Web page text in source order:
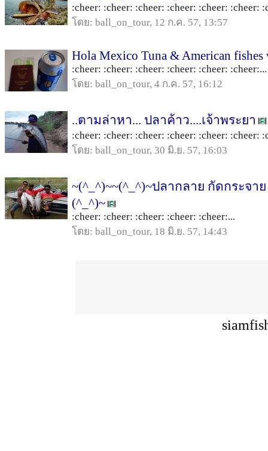
:cheer: :cheer: :cheer: :cheer: :cheer: :cheer:
โดย: ball_on_tour, 12 ก.ค. 57, 13:57
Hola Mexico Tuna & American
:cheer: :cheer: :cheer: :cheer: :cheer: :cheer:...
โดย: ball_on_tour, 4 ก.ค. 57, 16:12
..ตามล่าหา... ปลาค้าว....เจ้าพระยา
:cheer: :cheer: :cheer: :cheer: :cheer: :cheer:
โดย: ball_on_tour, 30 มิ.ย. 57, 16:03
~(^_^)~~(^_^)~ปลากลาย กัดกระจา
(^_^)~
:cheer: :cheer: :cheer: :cheer: :cheer:...
โดย: ball_on_tour, 18 มิ.ย. 57, 14:43